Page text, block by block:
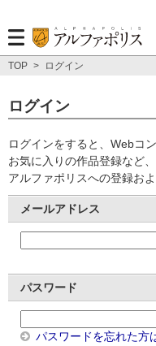
TOP > ログイン
ログイン
ログインをすると、Webコ
お気に入りの作品登録など
アルファポリスへの登録お
メールアドレス
パスワード
パスワードを忘れた方